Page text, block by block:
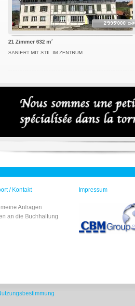
2'995'000 CHF
21 Zimmer 632 m2
SANIERT MIT STIL IM ZENTRUM
/ Kontakt
Anfragen
an die Buchhaltung
Impressum